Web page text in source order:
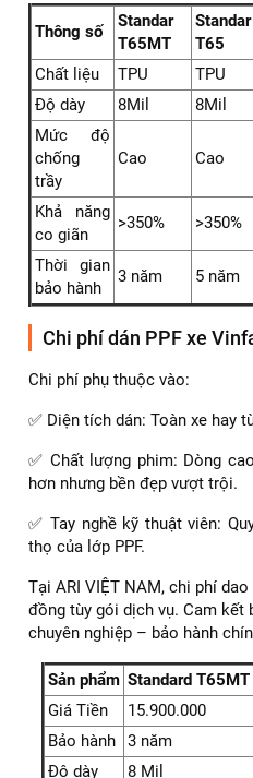
Dán PPF ARI
Thông số kỹ thuật của 5
Thông số
Standar
T65MT
Standar
T65
Chất liệu TPU TPU
Độ dày
8Mil
chống
Cao Cao
Khả năng
>350% >350%
Thời gian
bảo hành
3 năm
Chi phí dán PPF xe
Chi phí phụ thuộc vào:
✅ Diện tích dán: Toàn xe hay
✅ Chất lượng phim: Dòng
hơn nhưng bền đẹp vượt trội.